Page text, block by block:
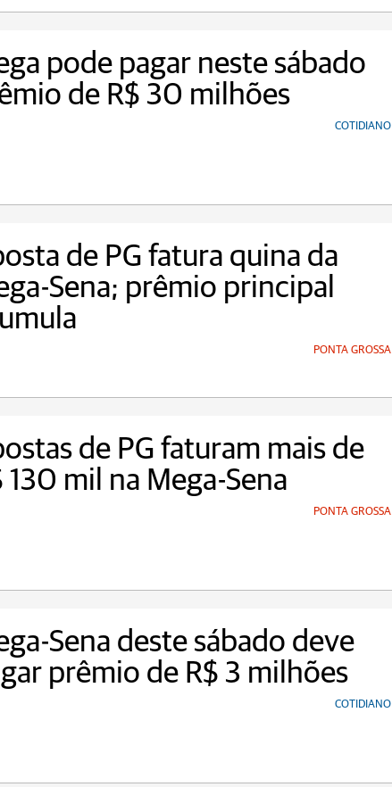
pode pagar neste sábado
de R$ 30 milhões
COTIDIANO
de PG fatura quina da
Sena; prêmio principal
PONTA GROSSA
de PG faturam mais de
130 mil na Mega-Sena
PONTA GROSSA
Sena deste sábado deve
prêmio de R$ 3 milhões
COTIDIANO